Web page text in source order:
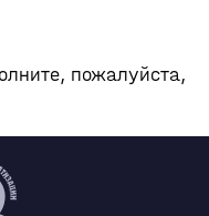
пожалуйста,